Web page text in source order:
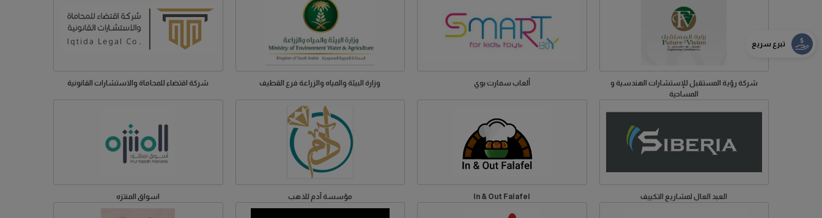
شركة رؤية المستقبل للإستشارات الهندسية و
المساحية
ألعاب سمارت بوي وزارة البيئة والمياه والزراعة فرع القطيف شركة اقتضاء للمحاماة والاستشارات القانونية
العبد العال لمشاريع التكييف In & Out Falafel مؤسسة آدم للذهب اسواق المنتزه
تبرع سريع